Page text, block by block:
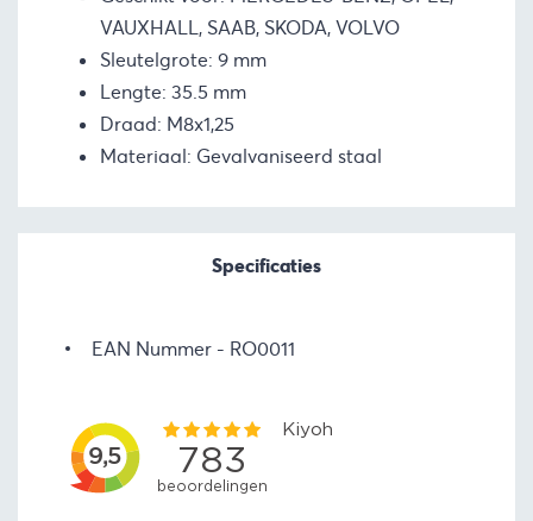
VAUXHALL, SAAB, SKODA, VOLVO
Sleutelgrote: 9 mm
Lengte: 35.5 mm
Draad: M8x1,25
Materiaal: Gevalvaniseerd staal
Specificaties
EAN Nummer RO0011